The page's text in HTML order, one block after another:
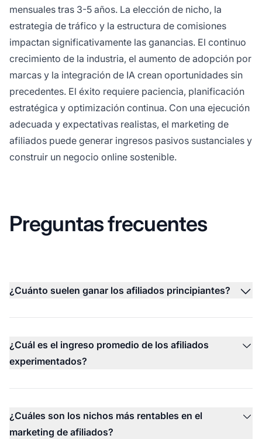
mensuales tras 3-5 años. La elección de nicho, la
estrategia de tráfico y la estructura de comisiones
impactan significativamente las ganancias. El continuo
crecimiento de la industria, el aumento de adopción por
marcas y la integración de IA crean oportunidades sin
precedentes. El éxito requiere paciencia, planificación
estratégica y optimización continua. Con una ejecución
adecuada y expectativas realistas, el marketing de
afiliados puede generar ingresos pasivos sustanciales y
construir un negocio online sostenible.
Preguntas frecuentes
¿Cuánto suelen ganar los afiliados principiantes?
¿Cuál es el ingreso promedio de los afiliados
experimentados?
¿Cuáles son los nichos más rentables en el
marketing de afiliados?